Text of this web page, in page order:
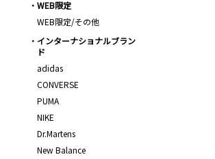
WEB限定
WEB限定/その他
インターナショナルブラン
ド
adidas
CONVERSE
PUMA
NIKE
Dr.Martens
New Balance